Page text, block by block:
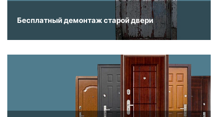
Бесплатный демонтаж старой двери